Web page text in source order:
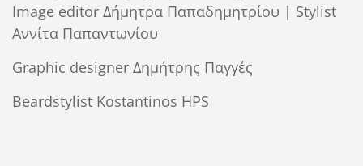
Image editor Δήμητρα Παπαδημητρίου | Stylist
Αννίτα Παπαντωνίου
Graphic designer Δημήτρης Παγγές
Βeardstylist Kostantinos HPS